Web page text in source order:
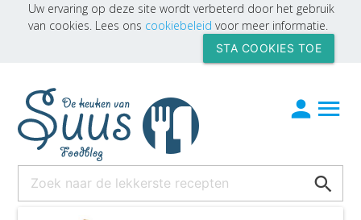
Uw ervaring op deze site wordt verbeterd door het gebruik
van cookies. Lees ons cookiebeleid voor meer informatie.
STA COOKIES TOE